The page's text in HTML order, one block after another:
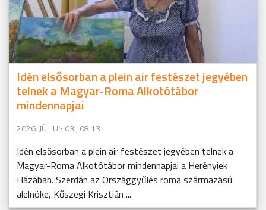
Idén elsősorban a plein air festészet jegyében
telnek a Magyar-Roma Alkotótábor
mindennapjai
2026. JÚLIUS 03., 08:13
Idén elsősorban a plein air festészet jegyében telnek a
Magyar-Roma Alkotótábor mindennapjai a Herényiek
Házában. Szerdán az Országgyűlés roma származású
alelnöke, Kőszegi Krisztián ...